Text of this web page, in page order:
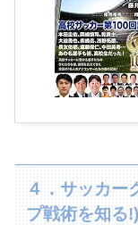
４．サッカー
プ戦術を知る